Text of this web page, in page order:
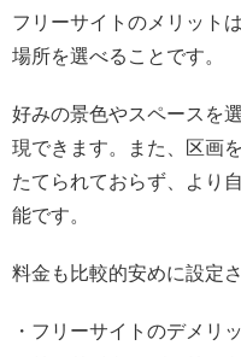
フリーサイトのメリット
場所を選べることです。
好みの景色やスペースを
現できます。また、区画
たてられておらず、より
能です。
料金も比較的安めに設定
・フリーサイトのデメリ